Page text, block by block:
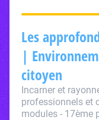
Les
|
citoyen
Incarner et
professionnels et
modules - 17ème